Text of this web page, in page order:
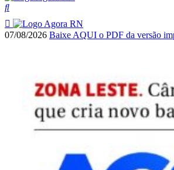
07/08/2026 Baixe AQUI o PDF da versão